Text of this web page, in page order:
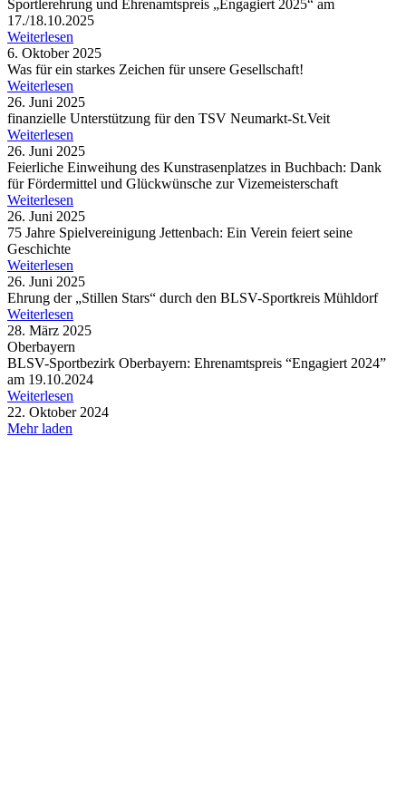
Sport­ler­eh­rung und Ehren­amts­preis „Enga­giert 2025“ am
17./18.10.2025
Weiterlesen
6. Oktober 2025
Was für ein star­kes Zeichen für unsere Gesellschaft!
Weiterlesen
26. Juni 2025
finan­zi­elle Unter­stüt­zung für den TSV Neumarkt-St.Veit
Weiterlesen
26. Juni 2025
Feier­li­che Einwei­hung des Kunst­ra­sen­plat­zes in Buch­bach: Dank
für Förder­mit­tel und Glück­wün­sche zur Vizemeisterschaft
Weiterlesen
26. Juni 2025
75 Jahre Spiel­ver­ei­ni­gung Jetten­bach: Ein Verein feiert seine
Geschichte
Weiterlesen
26. Juni 2025
Ehrung der „Stil­len Stars“ durch den BLSV-Sport­kreis Mühldorf
Weiterlesen
28. März 2025
Oberbayern
BLSV-Sport­be­zirk Ober­bay­ern: Ehren­amts­preis “Enga­giert 2024”
am 19.10.2024
Weiterlesen
22. Oktober 2024
Mehr laden